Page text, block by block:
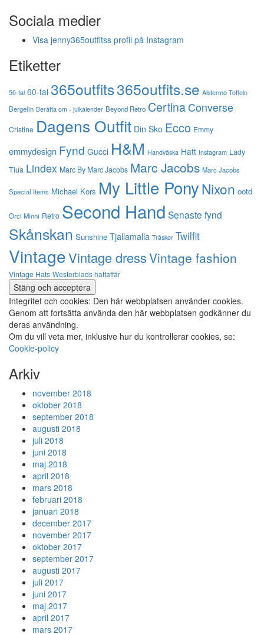
Sociala medier
Visa jenny365outfitss profil på Instagram
Etiketter
50-tal 60-tal 365outfits365outfits.se Alstermo Toffeln
Bergelin Berätta om - julkalender Beyond Retro CertinaConverse
Cristine Dagens Outfit Din Sko Ecco Emmy
emmydesign Fynd Gucci H&M Handväska Hatt Instagram Lady
Tiua Lindex Marc By Marc Jacobs Marc Jacobs Marc Jacobs
Special Items Michael Kors My Little PonyNixon ootd
Orci Minni Retro Second Hand Senaste fynd
Skånskan Sunshine Tjallamalla Träskor Twilfit
VintageVintage dressVintage fashion
Vintage Hats Westerblads hattaffär
Integritet och cookies: Den här webbplatsen använder cookies.
Genom att fortsätta använda den här webbplatsen godkänner du
deras användning.
Om du vill veta mer, inklusive hur du kontrollerar cookies, se:
Cookie-policy
Arkiv
november 2018
oktober 2018
september 2018
augusti 2018
juli 2018
juni 2018
maj 2018
april 2018
mars 2018
februari 2018
januari 2018
december 2017
november 2017
oktober 2017
september 2017
augusti 2017
juli 2017
juni 2017
maj 2017
april 2017
mars 2017